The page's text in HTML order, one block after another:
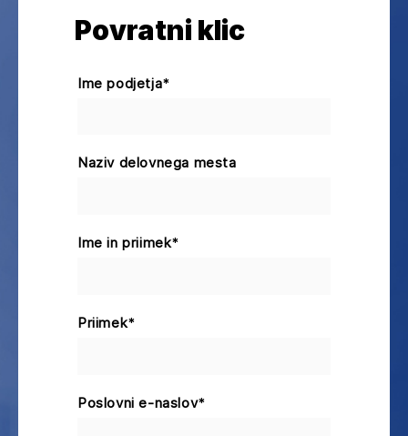
Povratni klic
Ime podjetja*
Naziv delovnega mesta
Ime in priimek*
Priimek*
Poslovni e-naslov*